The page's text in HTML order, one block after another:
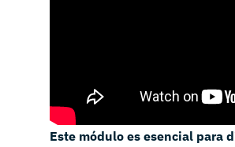
Este módulo es esencial para